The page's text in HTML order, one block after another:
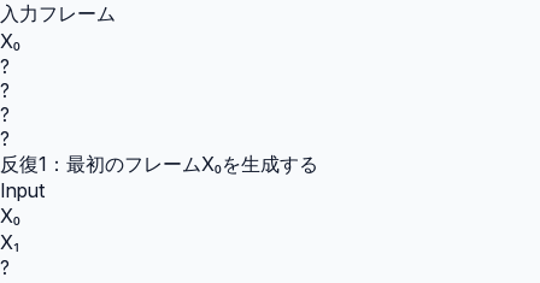
入力フレーム
X₀
?
?
?
?
反復1：最初のフレームX₀を生成する
Input
X₀
X₁
?